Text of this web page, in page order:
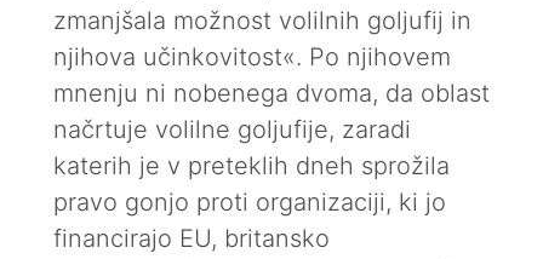
zmanjšala možnost volilnih goljufij in
njihova učinkovitost«. Po njihovem
mnenju ni nobenega dvoma, da oblast
načrtuje volilne goljufije, zaradi
katerih je v preteklih dneh sprožila
pravo gonjo proti organizaciji, ki jo
financirajo EU, britansko